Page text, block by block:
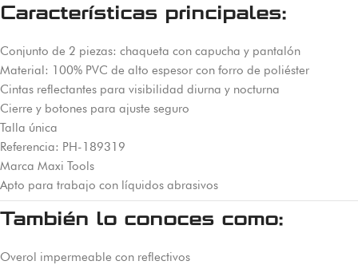
Características principales:
Conjunto de 2 piezas: chaqueta con capucha y pantalón
Material: 100% PVC de alto espesor con forro de poliéster
Cintas reflectantes para visibilidad diurna y nocturna
Cierre y botones para ajuste seguro
Talla única
Referencia: PH-189319
Marca Maxi Tools
Apto para trabajo con líquidos abrasivos
También lo conoces como:
Overol impermeable con reflectivos